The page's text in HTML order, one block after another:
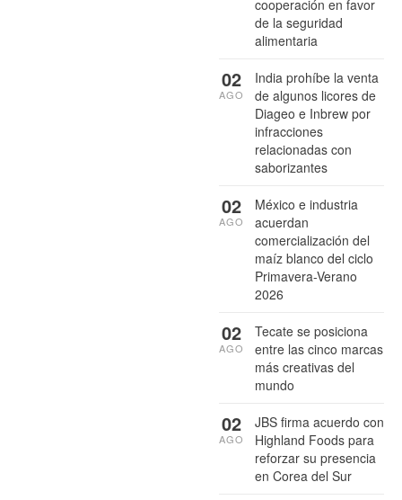
cooperación en favor
de la seguridad
alimentaria
India prohíbe la venta
de algunos licores de
Diageo e Inbrew por
infracciones
relacionadas con
saborizantes
02
AGO
México e industria
acuerdan
comercialización del
maíz blanco del ciclo
Primavera-Verano
2026
02
AGO
Tecate se posiciona
entre las cinco marcas
más creativas del
mundo
02
AGO
JBS firma acuerdo con
Highland Foods para
reforzar su presencia
en Corea del Sur
02
AGO